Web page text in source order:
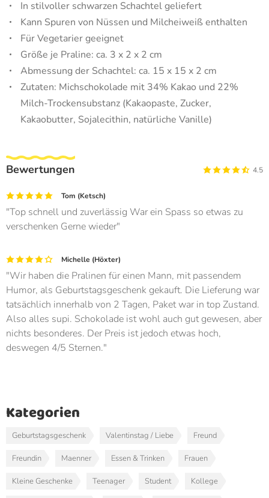
Kategorien
Geburtstagsgeschenk Valentinstag / Liebe Freund
Freundin Maenner Essen & Trinken Frauen
Kleine Geschenke Teenager Student Kollege
In stilvoller schwarzen Schachtel geliefert
Kann Spuren von Nüssen und Milcheiweiß enthalten
Für Vegetarier geeignet
Größe je Praline: ca. 3 x 2 x 2 cm
Abmessung der Schachtel: ca. 15 x 15 x 2 cm
Zutaten: Michschokolade mit 34% Kakao und 22%
Milch-Trockensubstanz (Kakaopaste, Zucker,
Kakaobutter, Sojalecithin, natürliche Vanille)
Bewertungen 4.5
Tom (Ketsch)
Top schnell und zuverlässig War ein Spass so etwas zu
verschenken Gerne wieder
Michelle (Höxter)
Wir haben die Pralinen für einen Mann, mit passendem
Humor, als Geburtstagsgeschenk gekauft. Die Lieferung war
tatsächlich innerhalb von 2 Tagen, Paket war in top Zustand.
Also alles supi. Schokolade ist wohl auch gut gewesen, aber
nichts besonderes. Der Preis ist jedoch etwas hoch,
deswegen 4/5 Sternen.